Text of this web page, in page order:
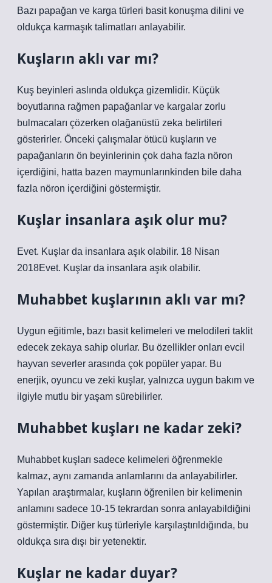
Bazı papağan ve karga türleri basit konuşma dilini ve
oldukça karmaşık talimatları anlayabilir.
Kuşların aklı var mı?
Kuş beyinleri aslında oldukça gizemlidir. Küçük
boyutlarına rağmen papağanlar ve kargalar zorlu
bulmacaları çözerken olağanüstü zeka belirtileri
gösterirler. Önceki çalışmalar ötücü kuşların ve
papağanların ön beyinlerinin çok daha fazla nöron
içerdiğini, hatta bazen maymunlarınkinden bile daha
fazla nöron içerdiğini göstermiştir.
Kuşlar insanlara aşık olur mu?
Evet. Kuşlar da insanlara aşık olabilir. 18 Nisan
2018Evet. Kuşlar da insanlara aşık olabilir.
Muhabbet kuşlarının aklı var mı?
Uygun eğitimle, bazı basit kelimeleri ve melodileri taklit
edecek zekaya sahip olurlar. Bu özellikler onları evcil
hayvan severler arasında çok popüler yapar. Bu
enerjik, oyuncu ve zeki kuşlar, yalnızca uygun bakım ve
ilgiyle mutlu bir yaşam sürebilirler.
Muhabbet kuşları ne kadar zeki?
Muhabbet kuşları sadece kelimeleri öğrenmekle
kalmaz, aynı zamanda anlamlarını da anlayabilirler.
Yapılan araştırmalar, kuşların öğrenilen bir kelimenin
anlamını sadece 10-15 tekrardan sonra anlayabildiğini
göstermiştir. Diğer kuş türleriyle karşılaştırıldığında, bu
oldukça sıra dışı bir yetenektir.
Kuşlar ne kadar duyar?